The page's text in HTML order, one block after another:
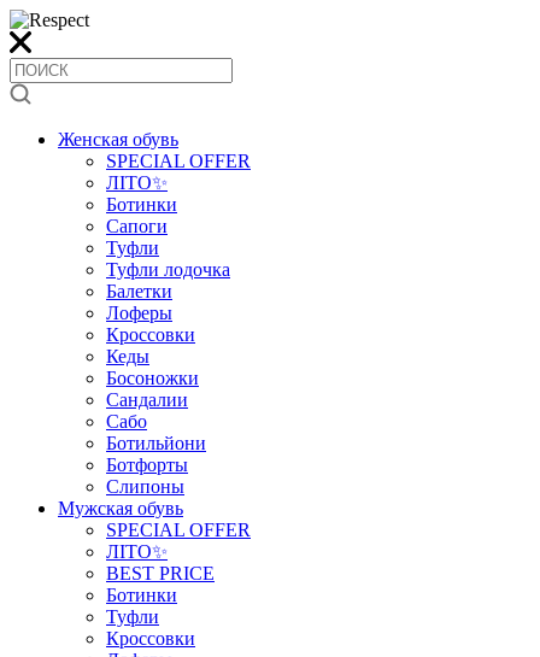
Женская обувь
SPECIAL OFFER
ЛІТО✨
Ботинки
Сапоги
Туфли
Туфли лодочка
Балетки
Лоферы
Кроссовки
Кеды
Босоножки
Сандалии
Сабо
Ботильйони
Ботфорты
Слипоны
Мужская обувь
SPECIAL OFFER
ЛІТО✨
BEST PRICE
Ботинки
Туфли
Кроссовки